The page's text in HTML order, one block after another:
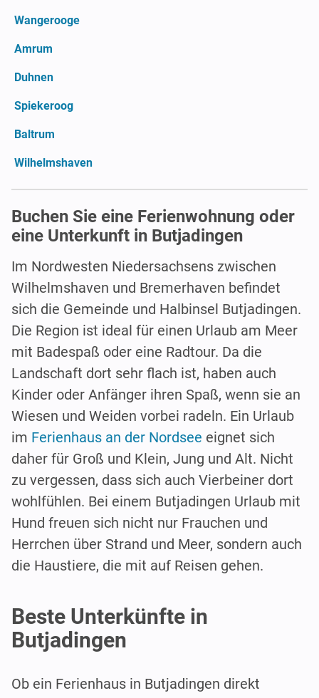
Wangerooge
Amrum
Duhnen
Spiekeroog
Baltrum
Wilhelmshaven
Buchen Sie eine Ferienwohnung oder
eine Unterkunft in Butjadingen
Im Nordwesten Niedersachsens zwischen
Wilhelmshaven und Bremerhaven befindet
sich die Gemeinde und Halbinsel Butjadingen.
Die Region ist ideal für einen Urlaub am Meer
mit Badespaß oder eine Radtour. Da die
Landschaft dort sehr flach ist, haben auch
Kinder oder Anfänger ihren Spaß, wenn sie an
Wiesen und Weiden vorbei radeln. Ein Urlaub
im Ferienhaus an der Nordsee eignet sich
daher für Groß und Klein, Jung und Alt. Nicht
zu vergessen, dass sich auch Vierbeiner dort
wohlfühlen. Bei einem Butjadingen Urlaub mit
Hund freuen sich nicht nur Frauchen und
Herrchen über Strand und Meer, sondern auch
die Haustiere, die mit auf Reisen gehen.
Beste Unterkünfte in
Butjadingen
Ob ein Ferienhaus in Butjadingen direkt